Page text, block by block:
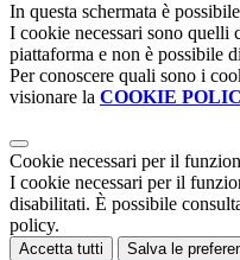
In questa schermata è
I cookie necessari sono quelli
piattaforma e non è possibile
Per conoscere quali sono i
visionare la COOKIE
Cookie necessari per il
I cookie necessari per il
disabilitati. È possibile
policy.
Accetta tutti Salva le